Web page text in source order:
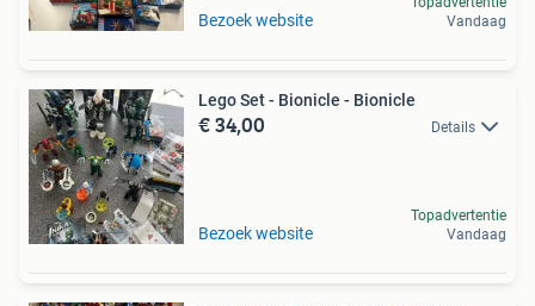
Bezoek website
Vandaag
Lego Set - Bionicle - Bionicle
€ 34,00 Details
Bezoek website
Topadvertentie
Vandaag